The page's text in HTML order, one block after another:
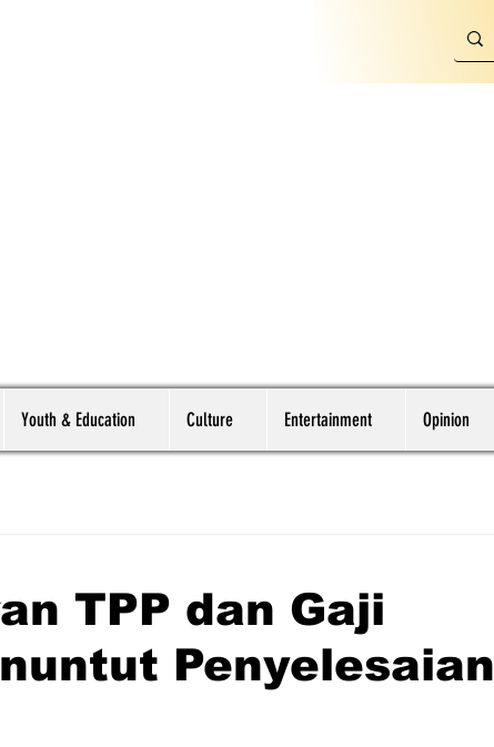
Youth & Education Culture Entertainment Opinion
TPP dan Gaji
Penyelesaian